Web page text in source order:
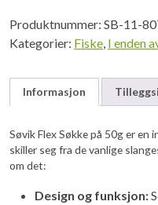
antall
Produktnummer: SB-11-
Kategorier: Fiske, I enden
Informasjon
Søvik Flex Søkke på 50g er
skiller seg fra de vanlige
om det:
Design og funksjon: